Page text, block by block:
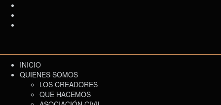
INICIO
QUIENES SOMOS
LOS CREADORES
QUE HACEMOS